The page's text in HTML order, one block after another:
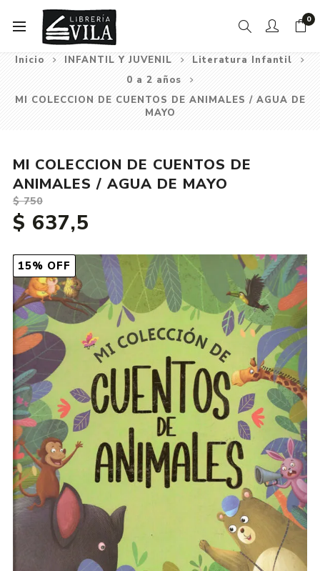
0
Inicio INFANTIL Y JUVENIL
Literatura Infantil
0 a 2 años
MI COLECCION DE CUENTOS DE ANIMALES / AGUA DE
MAYO
15% OFF
MI COLECCION DE CUENTOS DE
ANIMALES / AGUA DE MAYO
$ 750
$ 637,5